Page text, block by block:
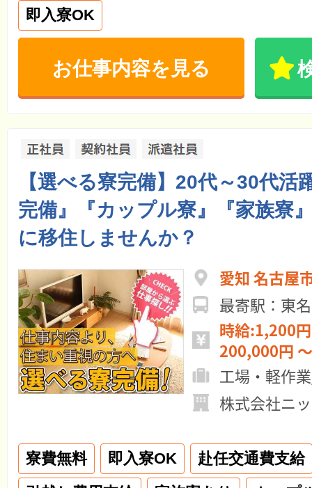
即入寮OK
お仕事内容を見る
【選べる寮完備】20代～30代
完備』『カップル寮』『家族寮
に移住しませんか？
愛知 名古屋
最寄駅：東
時給:1,200
200,000円
工場・軽作
株式会社ニ
寮費無料 即入寮OK
赴任交通費支給